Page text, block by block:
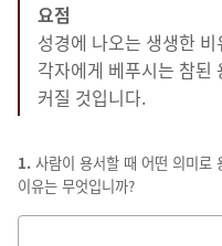
요점
성경에 나오는 생생한
각자에게 베푸시는 참된
커질 것입니다.
1. 사람이 용서할 때 어떤 의미로
이유는 무엇입니까?